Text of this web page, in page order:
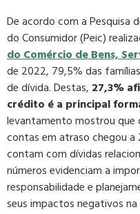
De acordo com a Pesquisa
do Consumidor (Peic)
do Comércio de Bens,
de 2022, 79,5% das
de dívida. Destas, 27,3%
crédito é a principal
levantamento mostrou que
contas em atraso chegou a
contam com dívidas
números evidenciam a
responsabilidade e
seus impactos negativos